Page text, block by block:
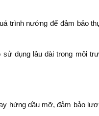
trình nướng để đảm bảo
dụng lâu dài trong môi
hứng dầu mỡ, đảm bảo